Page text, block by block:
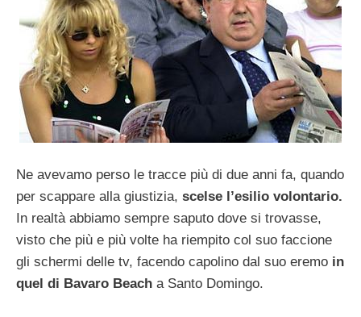
Ne avevamo perso le tracce più di due anni fa, quando
per scappare alla giustizia, scelse l’esilio volontario.
In realtà abbiamo sempre saputo dove si trovasse,
visto che più e più volte ha riempito col suo faccione
gli schermi delle tv, facendo capolino dal suo eremo in
quel di Bavaro Beach a Santo Domingo.